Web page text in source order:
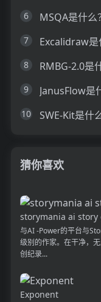
6
7
8
9
10
猜你喜欢
storymania ai
与AI -Power的平台与
级别的作家。在干净，
创纪录...
Exponent